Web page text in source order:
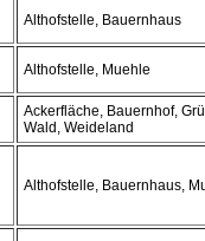
Althofstelle, Bauernhaus
Althofstelle, Muehle
Ackerfläche, Bauernhof,
Wald, Weideland
Althofstelle, Bauernhaus,